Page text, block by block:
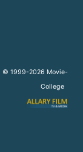
© 1999-2026 Movie-
College